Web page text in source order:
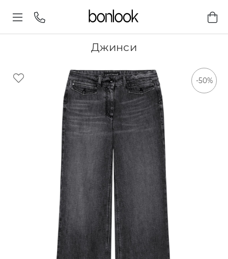
Джинси
-50%